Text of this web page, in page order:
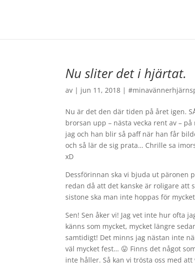
Nu sliter det i hjärtat.
av | jun 11, 2018 |
Nu är det den där tiden på året igen.
brorsan upp – nästa vecka rent av –
jag och han blir så paff när han får
och så lär de sig prata… Chrille sa
xD
Dessförinnan ska vi bjuda ut päronen
redan då att det kanske är roligare att
sistone ska man inte hoppas för
Sen! Sen åker vi! Jag vet inte hur ofta
känns som mycket, mycket längre
samtidigt! Det minns jag nästan inte
väl mycket fest… 😛 Finns det något
inte håller. Så kan vi trösta oss med